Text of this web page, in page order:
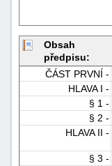
Obsah
předpisu:
ČÁST PRVNÍ -
HLAVA I -
§ 1 -
§ 2 -
HLAVA II -
§ 3 -